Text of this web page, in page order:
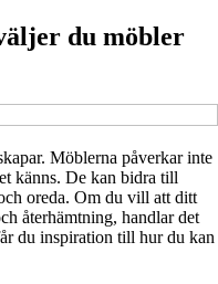
du möbler
Möblerna påverkar inte
känns. De kan bidra till
oreda. Om du vill att ditt
återhämtning, handlar det
du inspiration till hur du kan